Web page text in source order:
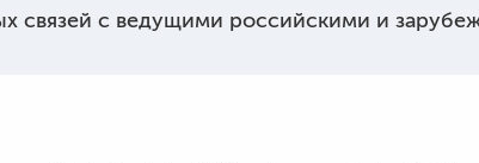
связей с ведущими российскими и